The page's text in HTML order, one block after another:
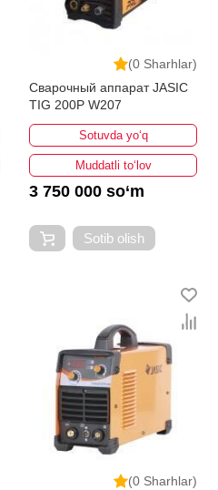
(0 Sharhlar)
Сварочный аппарат JASIC
TIG 200P W207
Sotuvda yo‘q
Muddatli to‘lov
3 750 000 so‘m
Sotib olish
(0 Sharhlar)